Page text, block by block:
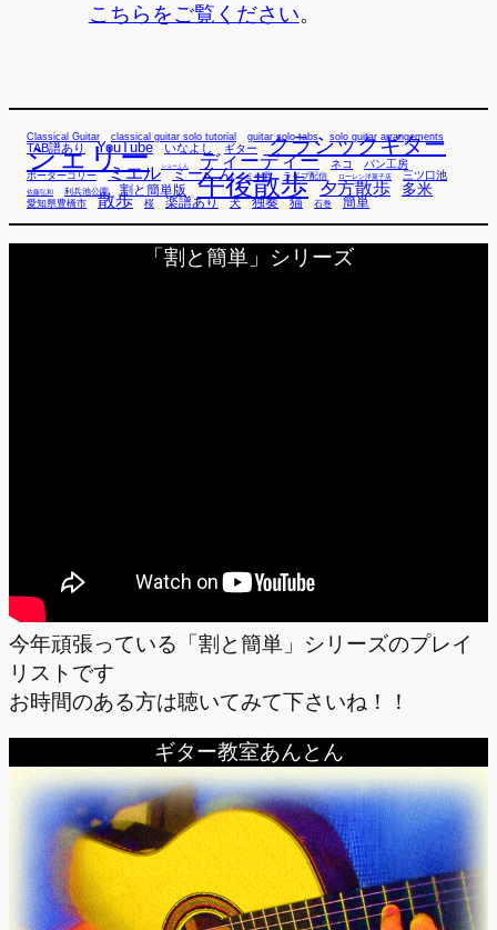
こちらをご覧ください。
Classical Guitar classical guitar solo tutorial guitar solo tabs solo guitar arrangements
TAB譜あり YouTube いなよし ギター クラシックギター
シェリー シューくん ディーディー ネコ パン工房
ボーダーコリー ミエル ミーくん ミー君 ライブ配信 ローレン洋菓子店 三ツ口池
佐藤弘和 利兵池公園 割と簡単版 午後散歩 夕方散歩 多米
愛知県豊橋市 散歩 桜 楽譜あり 犬 独奏 猫 石巻 簡単
「割と簡単」シリーズ
今年頑張っている「割と簡単」シリーズのプレイ
リストです
お時間のある方は聴いてみて下さいね！！
ギター教室あんとん